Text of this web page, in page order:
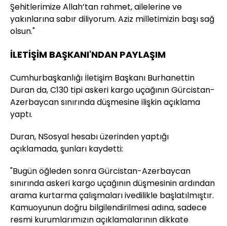
Şehitlerimize Allah’tan rahmet, ailelerine ve
yakınlarına sabır diliyorum. Aziz milletimizin başı sağ
olsun."
İLETİŞİM BAŞKANI'NDAN PAYLAŞIM
Cumhurbaşkanlığı İletişim Başkanı Burhanettin
Duran da, C130 tipi askeri kargo uçağının Gürcistan-
Azerbaycan sınırında düşmesine ilişkin açıklama
yaptı.
Duran, NSosyal hesabı üzerinden yaptığı
açıklamada, şunları kaydetti:
"Bugün öğleden sonra Gürcistan-Azerbaycan
sınırında askeri kargo uçağının düşmesinin ardından
arama kurtarma çalışmaları ivedilikle başlatılmıştır.
Kamuoyunun doğru bilgilendirilmesi adına, sadece
resmi kurumlarımızın açıklamalarının dikkate